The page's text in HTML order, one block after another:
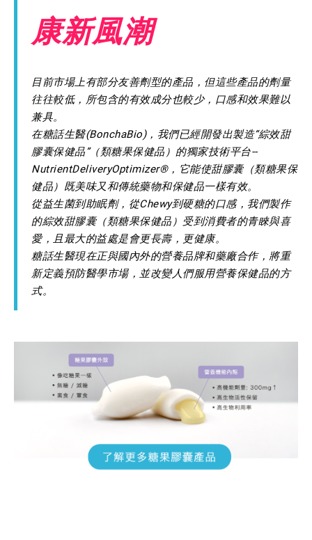
康新風潮
目前市場上有部分友善劑型的產品，但這些產品的劑量
往往較低，所包含的有效成分也較少，口感和效果難以
兼具。
在糖話生醫(BonchaBio)，我們已經開發出製造“綜效甜
膠囊保健品”（類糖果保健品）的獨家技術平台--
NutrientDeliveryOptimizer®，它能使甜膠囊（類糖果保
健品）既美味又和傳統藥物和保健品一樣有效。
從益生菌到助眠劑，從Chewy到硬糖的口感，我們製作
的綜效甜膠囊（類糖果保健品）受到消費者的青睞與喜
愛，且最大的益處是會更長壽，更健康。
糖話生醫現在正與國內外的營養品牌和藥廠合作，將重
新定義預防醫學市場，並改變人們服用營養保健品的方
式。